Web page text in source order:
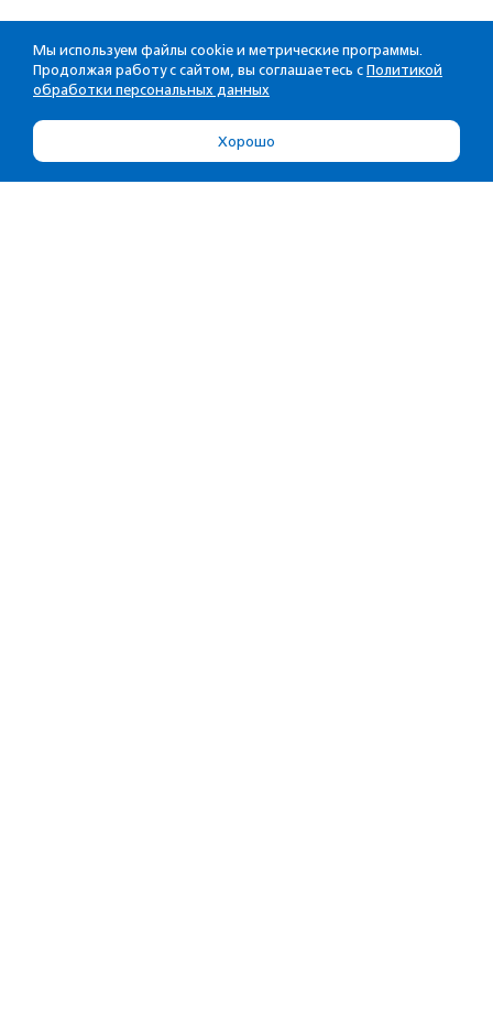
Мы используем файлы cookie и метрические программы.
Продолжая работу с сайтом, вы соглашаетесь с Политикой
обработки персональных данных
Хорошо